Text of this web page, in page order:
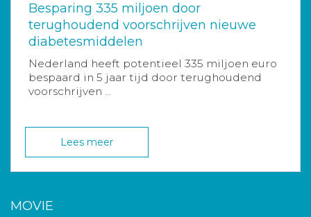
Besparing 335 miljoen door
terughoudend voorschrijven nieuwe
diabetesmiddelen
Nederland heeft potentieel 335 miljoen euro
bespaard in 5 jaar tijd door terughoudend
voorschrijven ...
Lees meer
MOVIE